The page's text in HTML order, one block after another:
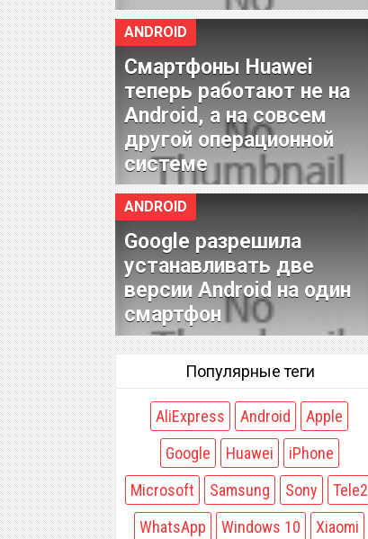
ANDROID
Смартфоны Huawei
теперь работают не на
Android, а на совсем
другой операционной
системе
ANDROID
Google разрешила
устанавливать две
версии Android на один
смартфон
Популярные теги
AliExpress Android
Apple
Google
Huawei
iPhone
Microsoft
Samsung Sony
Tele2
WhatsApp
Windows 10
Xiaomi